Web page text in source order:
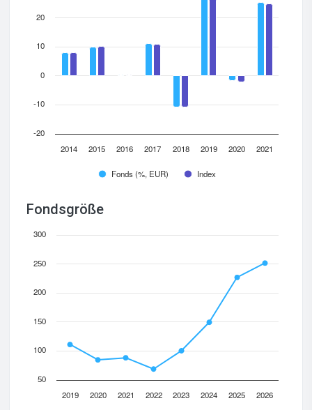
Fonds (%, EUR) Index
2014 2015 2016 2017 2018 2019 2020 2021
-20
-10
0
10
20
Fondsgröße
2019 2020 2021 2022 2023 2024 2025 2026
50
100
150
200
250
300